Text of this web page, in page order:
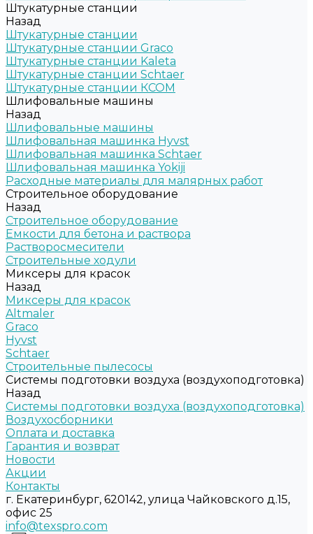
Штукатурные станции
Назад
Штукатурные станции
Штукатурные станции Graco
Штукатурные станции Kaleta
Штукатурные станции Schtaer
Штукатурные станции КСОМ
Шлифовальные машины
Назад
Шлифовальные машины
Шлифовальная машинка Hyvst
Шлифовальная машинка Schtaer
Шлифовальная машинка Yokiji
Расходные материалы для малярных работ
Строительное оборудование
Назад
Строительное оборудование
Емкости для бетона и раствора
Растворосмесители
Строительные ходули
Миксеры для красок
Назад
Миксеры для красок
Altmaler
Graco
Hyvst
Schtaer
Строительные пылесосы
Системы подготовки воздуха (воздухоподготовка)
Назад
Системы подготовки воздуха (воздухоподготовка)
Воздухосборники
Оплата и доставка
Гарантия и возврат
Новости
Акции
Контакты
г. Екатеринбург, 620142, улица Чайковского д.15,
офис 25
info@texspro.com